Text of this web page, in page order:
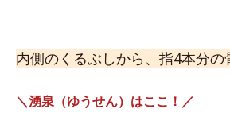
内側のくるぶしから、指4本分の
＼湧泉（ゆうせん）はここ！／